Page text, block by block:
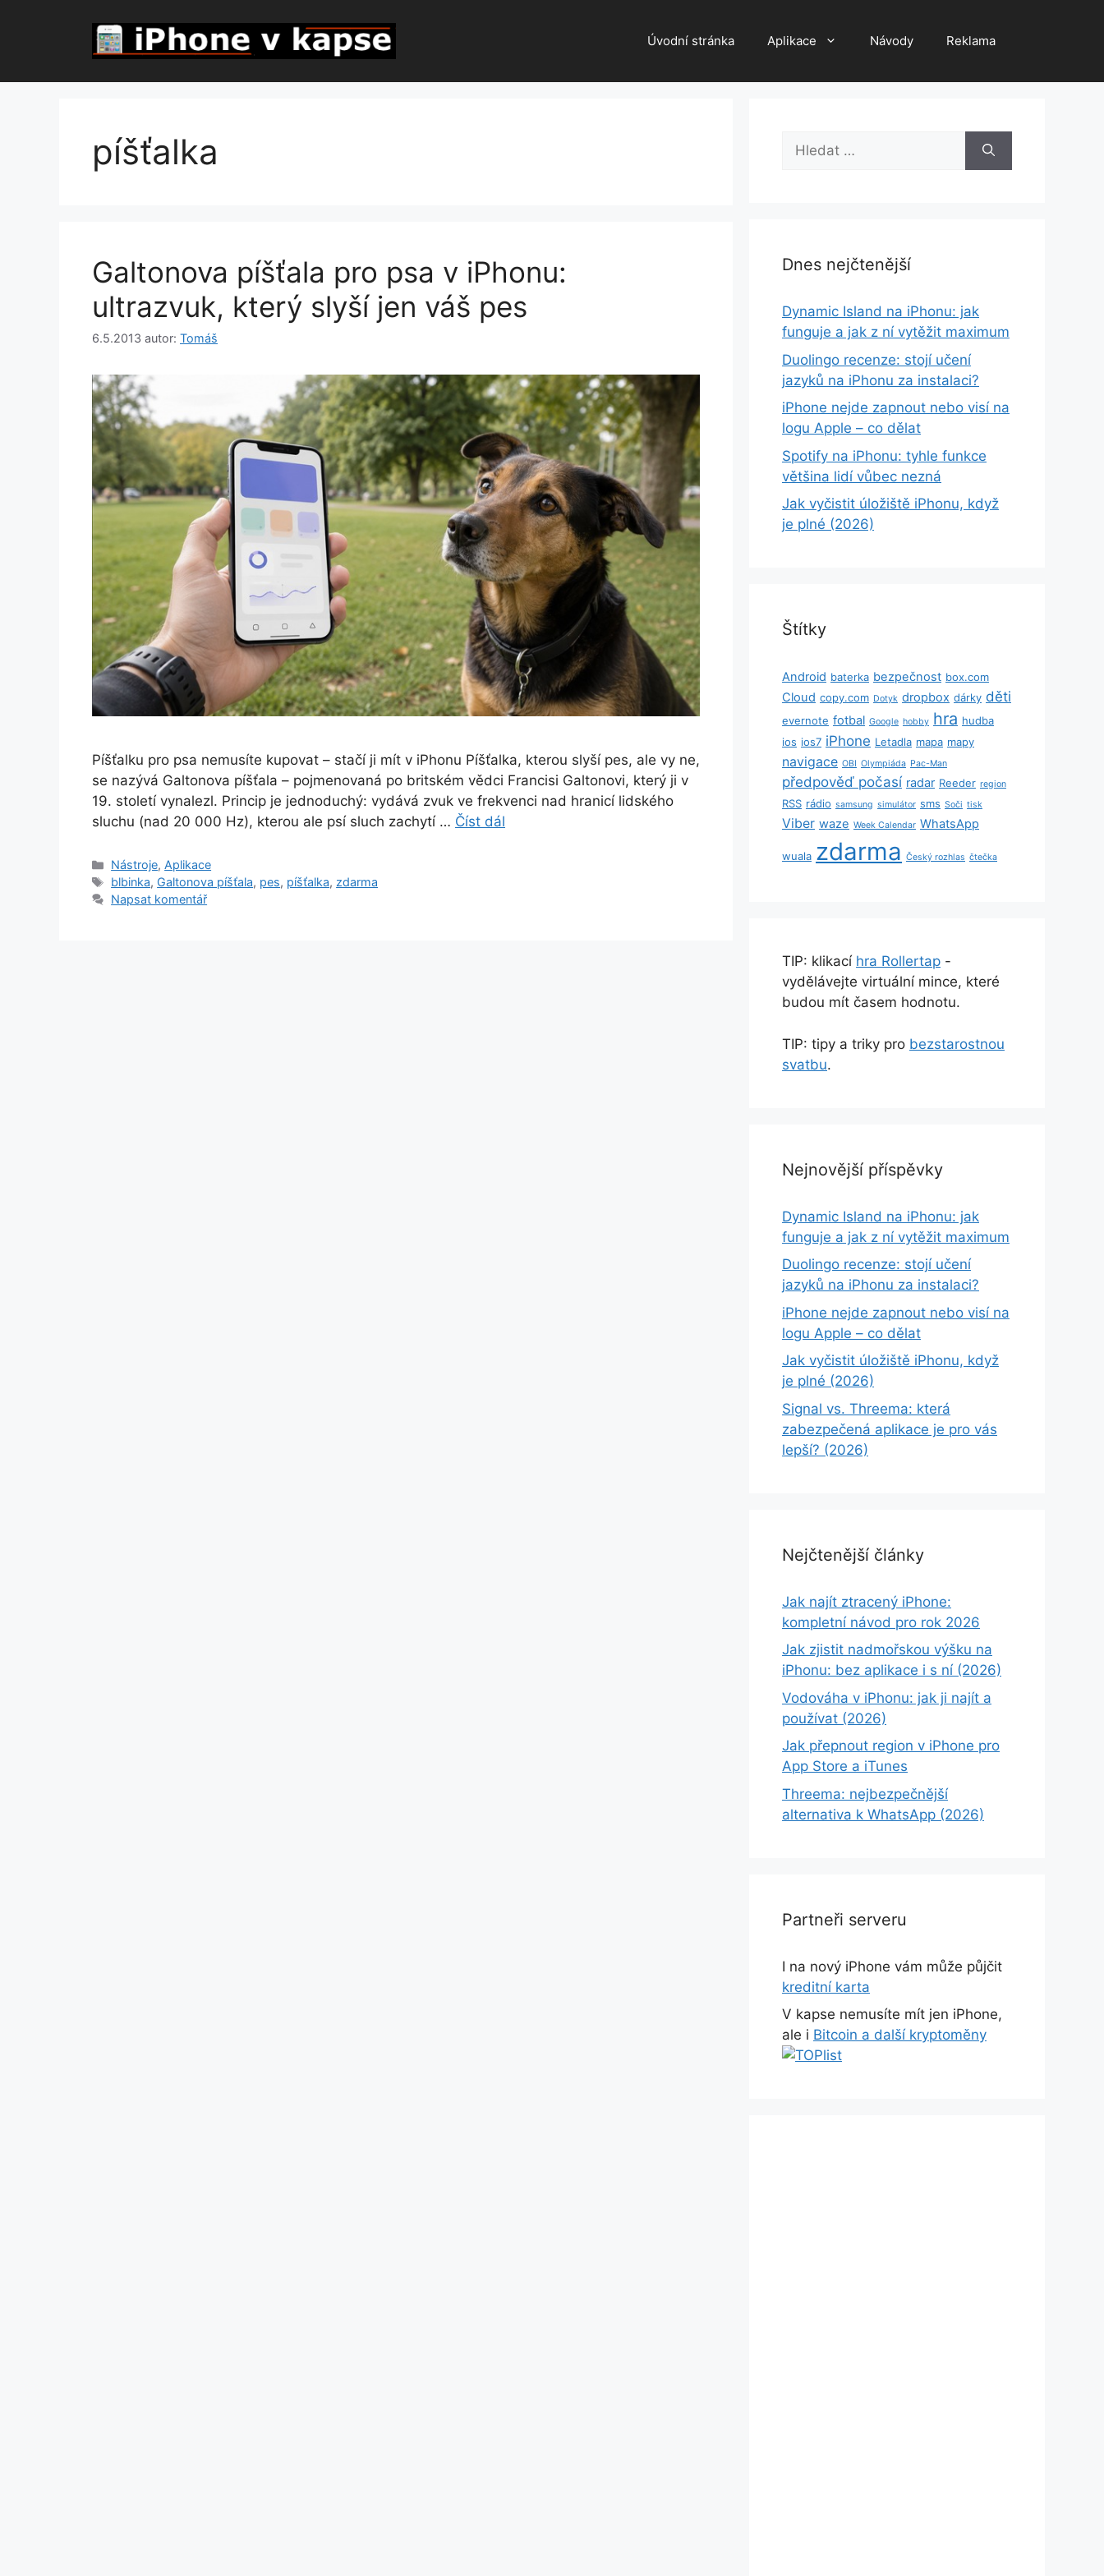
Úvodní stránka Aplikace Návody Reklama
píšťalka
Galtonova píšťala pro psa v iPhonu:
ultrazvuk, který slyší jen váš pes
6.5.2013 autor: Tomáš
Píšťalku pro psa nemusíte kupovat – stačí ji mít v iPhonu Píšťalka, kterou slyší pes, ale vy ne,
se nazývá Galtonova píšťala – pojmenovaná po britském vědci Francisi Galtonovi, který ji v
19. století vynalezl. Princip je jednoduchý: vydává zvuk ve frekvenci nad hranicí lidského
sluchu (nad 20 000 Hz), kterou ale psí sluch zachytí … Číst dál
Rubriky
Nástroje, Aplikace
Štítky
blbinka, Galtonova píšťala, pes, píšťalka, zdarma
Napsat komentář
Hledat:
Dnes nejčtenější
Dynamic Island na iPhonu: jak
funguje a jak z ní vytěžit maximum
Duolingo recenze: stojí učení
jazyků na iPhonu za instalaci?
iPhone nejde zapnout nebo visí na
logu Apple – co dělat
Spotify na iPhonu: tyhle funkce
většina lidí vůbec nezná
Jak vyčistit úložiště iPhonu, když
je plné (2026)
Štítky
Android baterka bezpečnost box.com
Cloud copy.com Dotyk dropbox dárky děti
evernote fotbal Google hobby hra hudba
ios ios7 iPhone Letadla mapa mapy
navigace OBI Olympiáda Pac-Man
předpověď počasí radar Reeder region
RSS rádio samsung simulátor sms Soči tisk
Viber waze Week Calendar WhatsApp
wuala zdarma Český rozhlas čtečka
TIP: klikací hra Rollertap -
vydělávejte virtuální mince, které
budou mít časem hodnotu.
TIP: tipy a triky pro bezstarostnou
svatbu.
Nejnovější příspěvky
Dynamic Island na iPhonu: jak
funguje a jak z ní vytěžit maximum
Duolingo recenze: stojí učení
jazyků na iPhonu za instalaci?
iPhone nejde zapnout nebo visí na
logu Apple – co dělat
Jak vyčistit úložiště iPhonu, když
je plné (2026)
Signal vs. Threema: která
zabezpečená aplikace je pro vás
lepší? (2026)
Nejčtenější články
Jak najít ztracený iPhone:
kompletní návod pro rok 2026
Jak zjistit nadmořskou výšku na
iPhonu: bez aplikace i s ní (2026)
Vodováha v iPhonu: jak ji najít a
používat (2026)
Jak přepnout region v iPhone pro
App Store a iTunes
Threema: nejbezpečnější
alternativa k WhatsApp (2026)
Partneři serveru
I na nový iPhone vám může půjčit
kreditní karta
V kapse nemusíte mít jen iPhone,
ale i Bitcoin a další kryptoměny